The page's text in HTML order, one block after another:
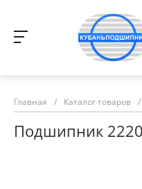
Главная / Каталог товаров /
Подшипник